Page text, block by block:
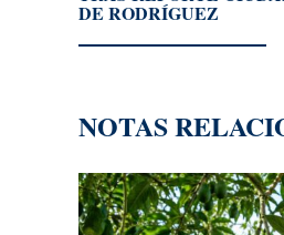
DE RODRÍGUEZ
NOTAS